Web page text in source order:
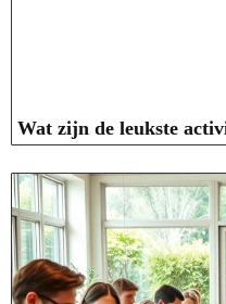
Wat zijn de leukste